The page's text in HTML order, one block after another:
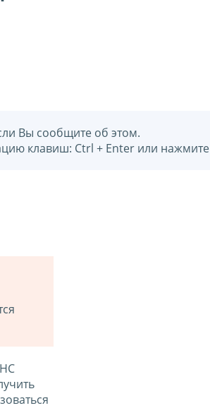
Вы сообщите об этом.
клавиш: Ctrl + Enter или нажмите